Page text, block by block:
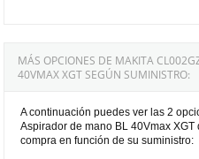
MÁS OPCIONES DE MAKITA
40VMAX XGT SEGÚN SUMINISTRO:
A continuación puedes ver las 2
Aspirador de mano BL 40Vmax
compra en función de su suministro: